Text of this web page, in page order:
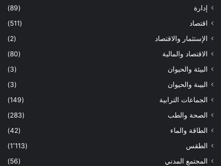
إدارة
(89)
اقتصاد
(511)
الإستثمار والاقتصاد
(2)
الاقتصاد والمالية
(80)
البيئة والحيوان
(3)
البيىة والحيوان
(3)
الجماعات الترابية
(149)
الصحة والطب
(283)
الطاقة والماء
(42)
الطقس
(1٬113)
المجتمع المدني
(56)